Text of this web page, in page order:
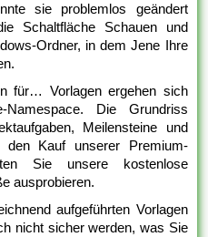
sie problemlos geändert
Schaltfläche Schauen und
Ordner, in dem Jene Ihre
für… Vorlagen ergehen sich
Namespace. Die Grundriss
Meilensteine und
Kauf unserer Premium-
Sie unsere kostenlose
ausprobieren.
aufgeführten Vorlagen
nicht sicher werden, was Sie